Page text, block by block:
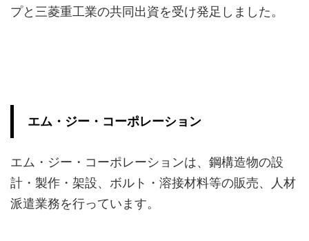
プと三菱重工業の共同出資を受け発足しました。
エム・ジー・コーポレーション
エム・ジー・コーポレーションは、鋼構造物の設
計・製作・架設、ボルト・溶接材料等の販売、人材
派遣業務を行っています。